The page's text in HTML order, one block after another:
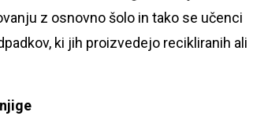
z osnovno šolo in tako se učenci
ki jih proizvedejo recikliranih ali